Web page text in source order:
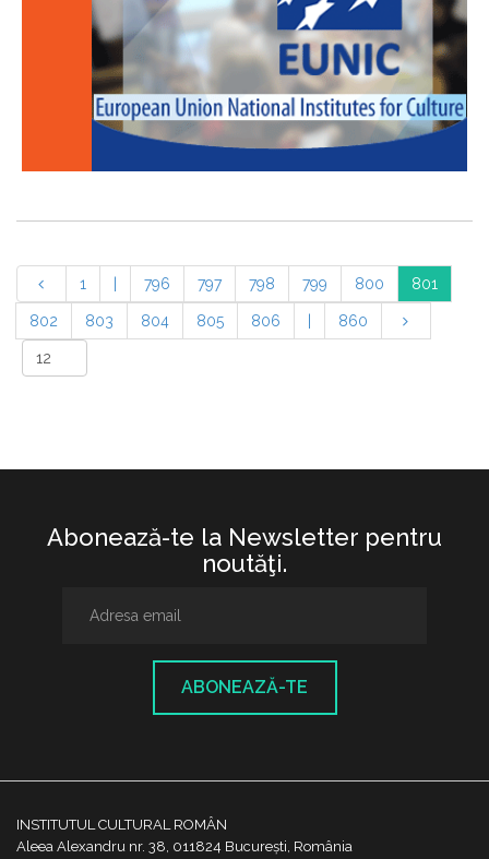
1 796 797 798 799 800 801
802 803 804 805 806 860
Abonează-te la Newsletter pentru
noutăţi.
ABONEAZĂ-TE
INSTITUTUL CULTURAL ROMÂN
Aleea Alexandru nr. 38, 011824 București, România